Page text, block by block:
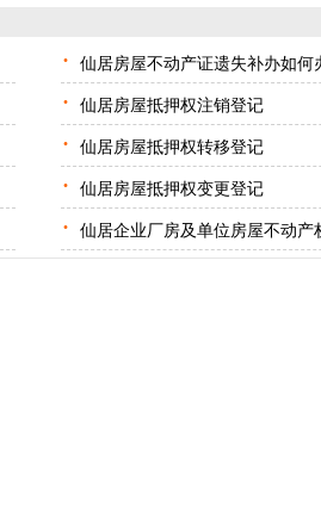
· 仙居房屋不动产证遗失补办如何
· 仙居房屋抵押权注销登记
· 仙居房屋抵押权转移登记
· 仙居房屋抵押权变更登记
· 仙居企业厂房及单位房屋不动产